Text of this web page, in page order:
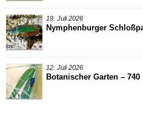
19. Juli 2026
Nymphenburger
12. Juli 2026
Botanischer Garten – 740